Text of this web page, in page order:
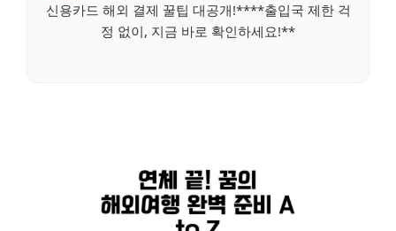
신용카드 해외 결제 꿀팁 대공개!****출입국 제한 걱
정 없이, 지금 바로 확인하세요!**